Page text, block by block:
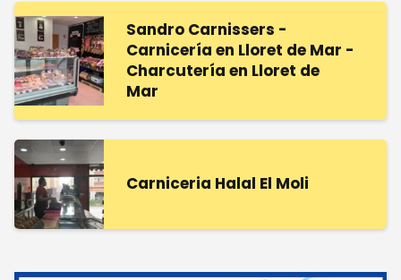
Sandro Carnissers -
Carnicería en Lloret de Mar -
Charcutería en Lloret de
Mar
Carniceria Halal El Moli